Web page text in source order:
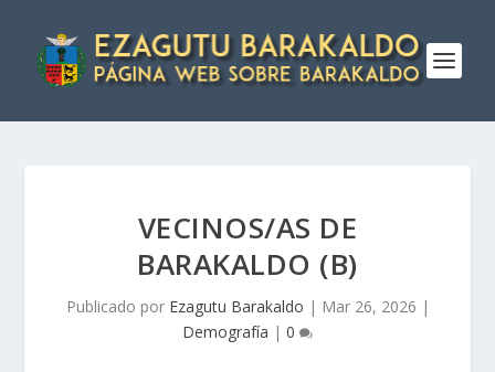
VECINOS/AS DE
BARAKALDO (B)
Publicado por Ezagutu Barakaldo | Mar 26, 2026 |
Demografía | 0